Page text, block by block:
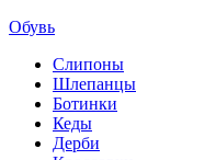
Обувь
Слипоны
Шлепанцы
Ботинки
Кеды
Дерби